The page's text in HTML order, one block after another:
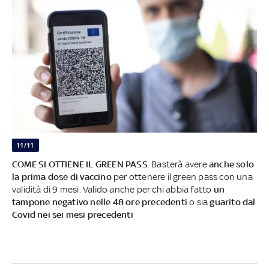
11/11
COME SI OTTIENE IL GREEN PASS. Basterà avereanche solo
la prima dose di vaccinoper ottenere il green pass con una
validità di 9 mesi. Valido anche per chi abbia fatto un
tampone negativo nelle 48 ore precedentio siaguarito dal
Covid nei sei mesi precedenti